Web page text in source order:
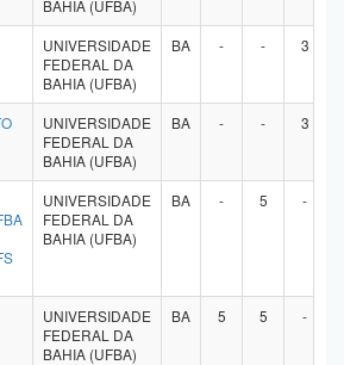
BAHIA (UFBA)
UNIVERSIDADE
FEDERAL DA
BAHIA (UFBA)
BA - - 3
UNIVERSIDADE
FEDERAL DA
BAHIA (UFBA)
BA - - 3
UNIVERSIDADE
FEDERAL DA
BAHIA (UFBA)
BA - 5 -
UNIVERSIDADE
FEDERAL DA
BAHIA (UFBA)
BA 5 5 -